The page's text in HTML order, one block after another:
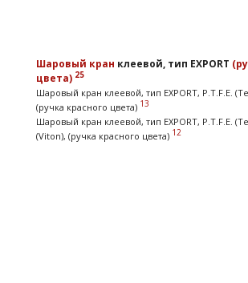
Шаровый кран клеевой, тип EXPORT
цвета) 25
Шаровый кран клеевой, тип EXPORT, P.T.F.E.
(ручка красного цвета) 13
Шаровый кран клеевой, тип EXPORT, P.T.F.E.
(Viton), (ручка красного цвета) 12